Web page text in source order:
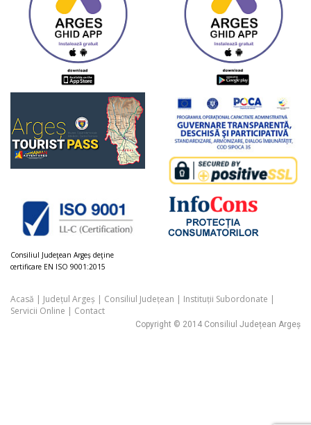
Consiliul Judeţean Argeș deţine
certificare EN ISO 9001:2015
Acasă | Județul Argeș | Consiliul Județean | Instituții Subordonate |
Servicii Online | Contact
Copyright © 2014 Consiliul Județean Argeș